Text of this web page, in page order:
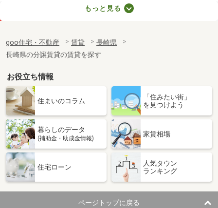
専有面積
61.47m²
間取り
2LDK
長崎県大村市富の原２
価 格
4.30万円
長崎県大村市富の原２
専有面積 23.61m²
間取り
長崎県大村市宮小路３
住 所
長崎県大村市宮小路３
専有面積 28.02m²
間取り
1K
もっと見る
goo住宅・不動産 賃貸
長崎県
長崎県の分譲賃貸の賃貸を探す
お役立ち情報
住まいのコラム
「住みたい街」
を見つけよう
暮らしのデータ
(補助金・助成金情報)
家賃相場
住宅ローン
人気タウン
ランキング
ページトップに戻る